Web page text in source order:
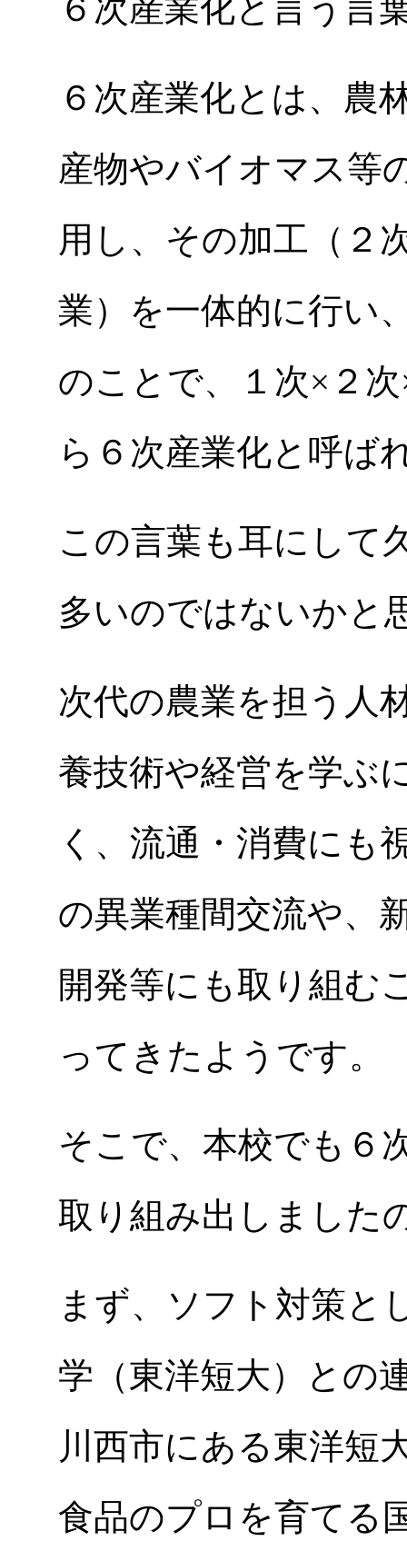
６次産業化と言う言
６次産業化とは、農
産物やバイオマス等
用し、その加工（２
業）を一体的に行い
のことで、１次×２
ら６次産業化と呼ば
この言葉も耳にして
多いのではないかと
次代の農業を担う人
養技術や経営を学ぶ
く、流通・消費にも
の異業種間交流や、
開発等にも取り組む
ってきたようです。
そこで、本校でも６
取り組み出しました
まず、ソフト対策と
学（東洋短大）との
川西市にある東洋短
食品のプロを育てる